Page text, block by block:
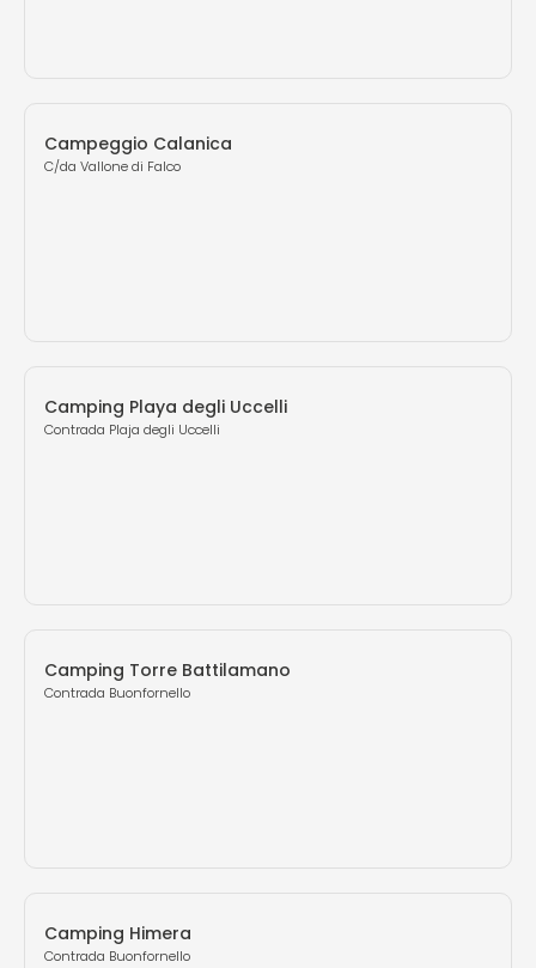
Campeggio Calanica
C/da Vallone di Falco
Camping Playa degli Uccelli
Contrada Plaja degli Uccelli
Camping Torre Battilamano
Contrada Buonfornello
Camping Himera
Contrada Buonfornello